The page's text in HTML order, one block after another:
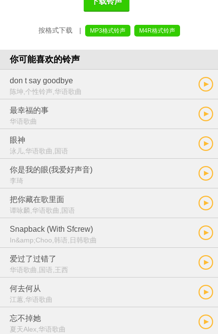
按格式下载 | MP3格式铃声 M4R格式铃声
你可能喜欢的铃声
don t say goodbye
陈坤,个性铃声,华语歌曲
最幸福的事
华语歌曲
眼神
泳儿,华语歌曲,国语
你是我的眼(我爱好声音)
李琦
把你藏在歌里面
谭咏麟,华语歌曲,国语
Snapback (With Sfcrew)
In&amp;Choo,韩语,日韩歌曲
爱过了过错了
华语歌曲,国语,王西
何去何从
江蕙,华语歌曲
忘不掉她
夏天Alex,华语歌曲